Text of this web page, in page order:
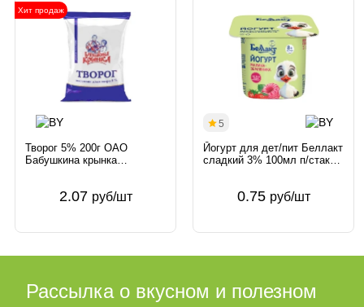
Хит продаж
Творог 5% 200г ОАО
Бабушкина крынка
2.07 руб/шт
5
Йогурт для дет/пит Беллакт
сладкий 3% 100мл п/стак
Беллакт Беларусь Беллакт
0.75 руб/шт
Рассылка о вкусном и полезном